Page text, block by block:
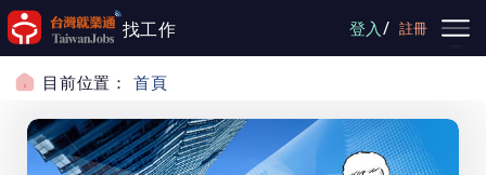
跳到主要內容
找工作 登入/ 註冊
目前位置： 首頁